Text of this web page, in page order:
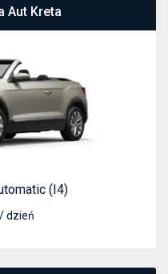
Aut Kreta
(I4)
/ dzień